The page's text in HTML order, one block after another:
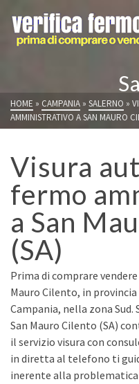
HOME » CAMPANIA » SALERNO »
AMMINISTRATIVO A SAN MAURO
Visura
fermo
a San
(SA)
Prima di comprare
Mauro Cilento, in
Campania, nella zona Sud.
San Mauro Cilento (SA)
il servizio visura con
in diretta al telefono ti
inerente alla